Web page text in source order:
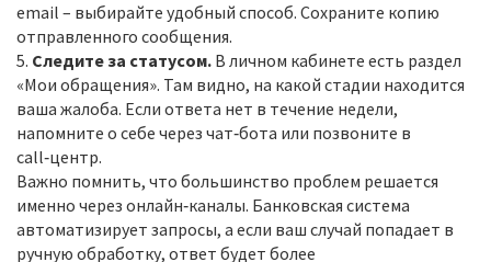
email – выбирайте удобный способ. Сохраните копию
отправленного сообщения.
5. Следите за статусом. В личном кабинете есть раздел
«Мои обращения». Там видно, на какой стадии находится
ваша жалоба. Если ответа нет в течение недели,
напомните о себе через чат‑бота или позвоните в
call‑центр.
Важно помнить, что большинство проблем решается
именно через онлайн‑каналы. Банковская система
автоматизирует запросы, а если ваш случай попадает в
ручную обработку, ответ будет более